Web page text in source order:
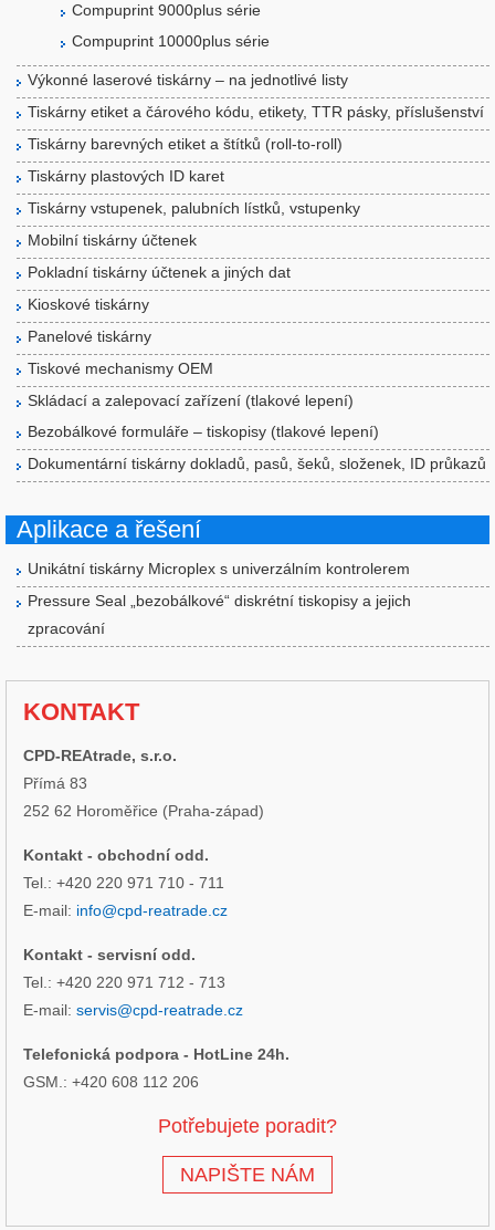
Compuprint 9000plus série
Compuprint 10000plus série
Výkonné laserové tiskárny – na jednotlivé listy
Tiskárny etiket a čárového kódu, etikety, TTR pásky, příslušenství
Tiskárny barevných etiket a štítků (roll-to-roll)
Tiskárny plastových ID karet
Tiskárny vstupenek, palubních lístků, vstupenky
Mobilní tiskárny účtenek
Pokladní tiskárny účtenek a jiných dat
Kioskové tiskárny
Panelové tiskárny
Tiskové mechanismy OEM
Skládací a zalepovací zařízení (tlakové lepení)
Bezobálkové formuláře – tiskopisy (tlakové lepení)
Dokumentární tiskárny dokladů, pasů, šeků, složenek, ID průkazů
Aplikace a řešení
Unikátní tiskárny Microplex s univerzálním kontrolerem
Pressure Seal „bezobálkové“ diskrétní tiskopisy a jejich
zpracování
KONTAKT
CPD-REAtrade, s.r.o.
Přímá 83
252 62 Horoměřice (Praha-západ)
Kontakt - obchodní odd.
Tel.: +420 220 971 710 - 711
E-mail: info@cpd-reatrade.cz
Kontakt - servisní odd.
Tel.: +420 220 971 712 - 713
E-mail: servis@cpd-reatrade.cz
Telefonická podpora - HotLine 24h.
GSM.: +420 608 112 206
Potřebujete poradit?
NAPIŠTE NÁM